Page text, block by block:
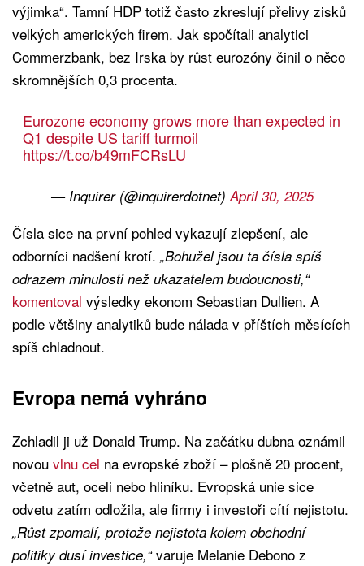
výjimka“. Tamní HDP totiž často zkreslují přelivy zisků
velkých amerických firem. Jak spočítali analytici
Commerzbank, bez Irska by růst eurozóny činil o něco
skromnějších 0,3 procenta.
Eurozone economy grows more than expected in
Q1 despite US tariff turmoil
https://t.co/b49mFCRsLU
— Inquirer (@inquirerdotnet)April 30, 2025
Čísla sice na první pohled vykazují zlepšení, ale
odborníci nadšení krotí. „Bohužel jsou ta čísla spíš
odrazem minulosti než ukazatelem budoucnosti,“
komentoval výsledky ekonom Sebastian Dullien. A
podle většiny analytiků bude nálada v příštích měsících
spíš chladnout.
Evropa nemá vyhráno
Zchladil ji už Donald Trump. Na začátku dubna oznámil
novou vlnu cel na evropské zboží – plošně 20 procent,
včetně aut, oceli nebo hliníku. Evropská unie sice
odvetu zatím odložila, ale firmy i investoři cítí nejistotu.
„Růst zpomalí, protože nejistota kolem obchodní
politiky dusí investice,“varuje Melanie Debono z